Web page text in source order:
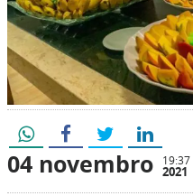
04 novembro 19:37
2021